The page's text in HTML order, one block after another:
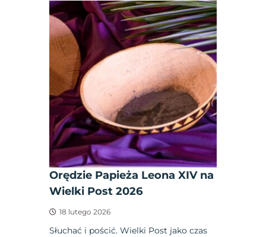
Orędzie Papieża Leona XIV na
Wielki Post 2026
18 lutego 2026
Słuchać i pościć. Wielki Post jako czas